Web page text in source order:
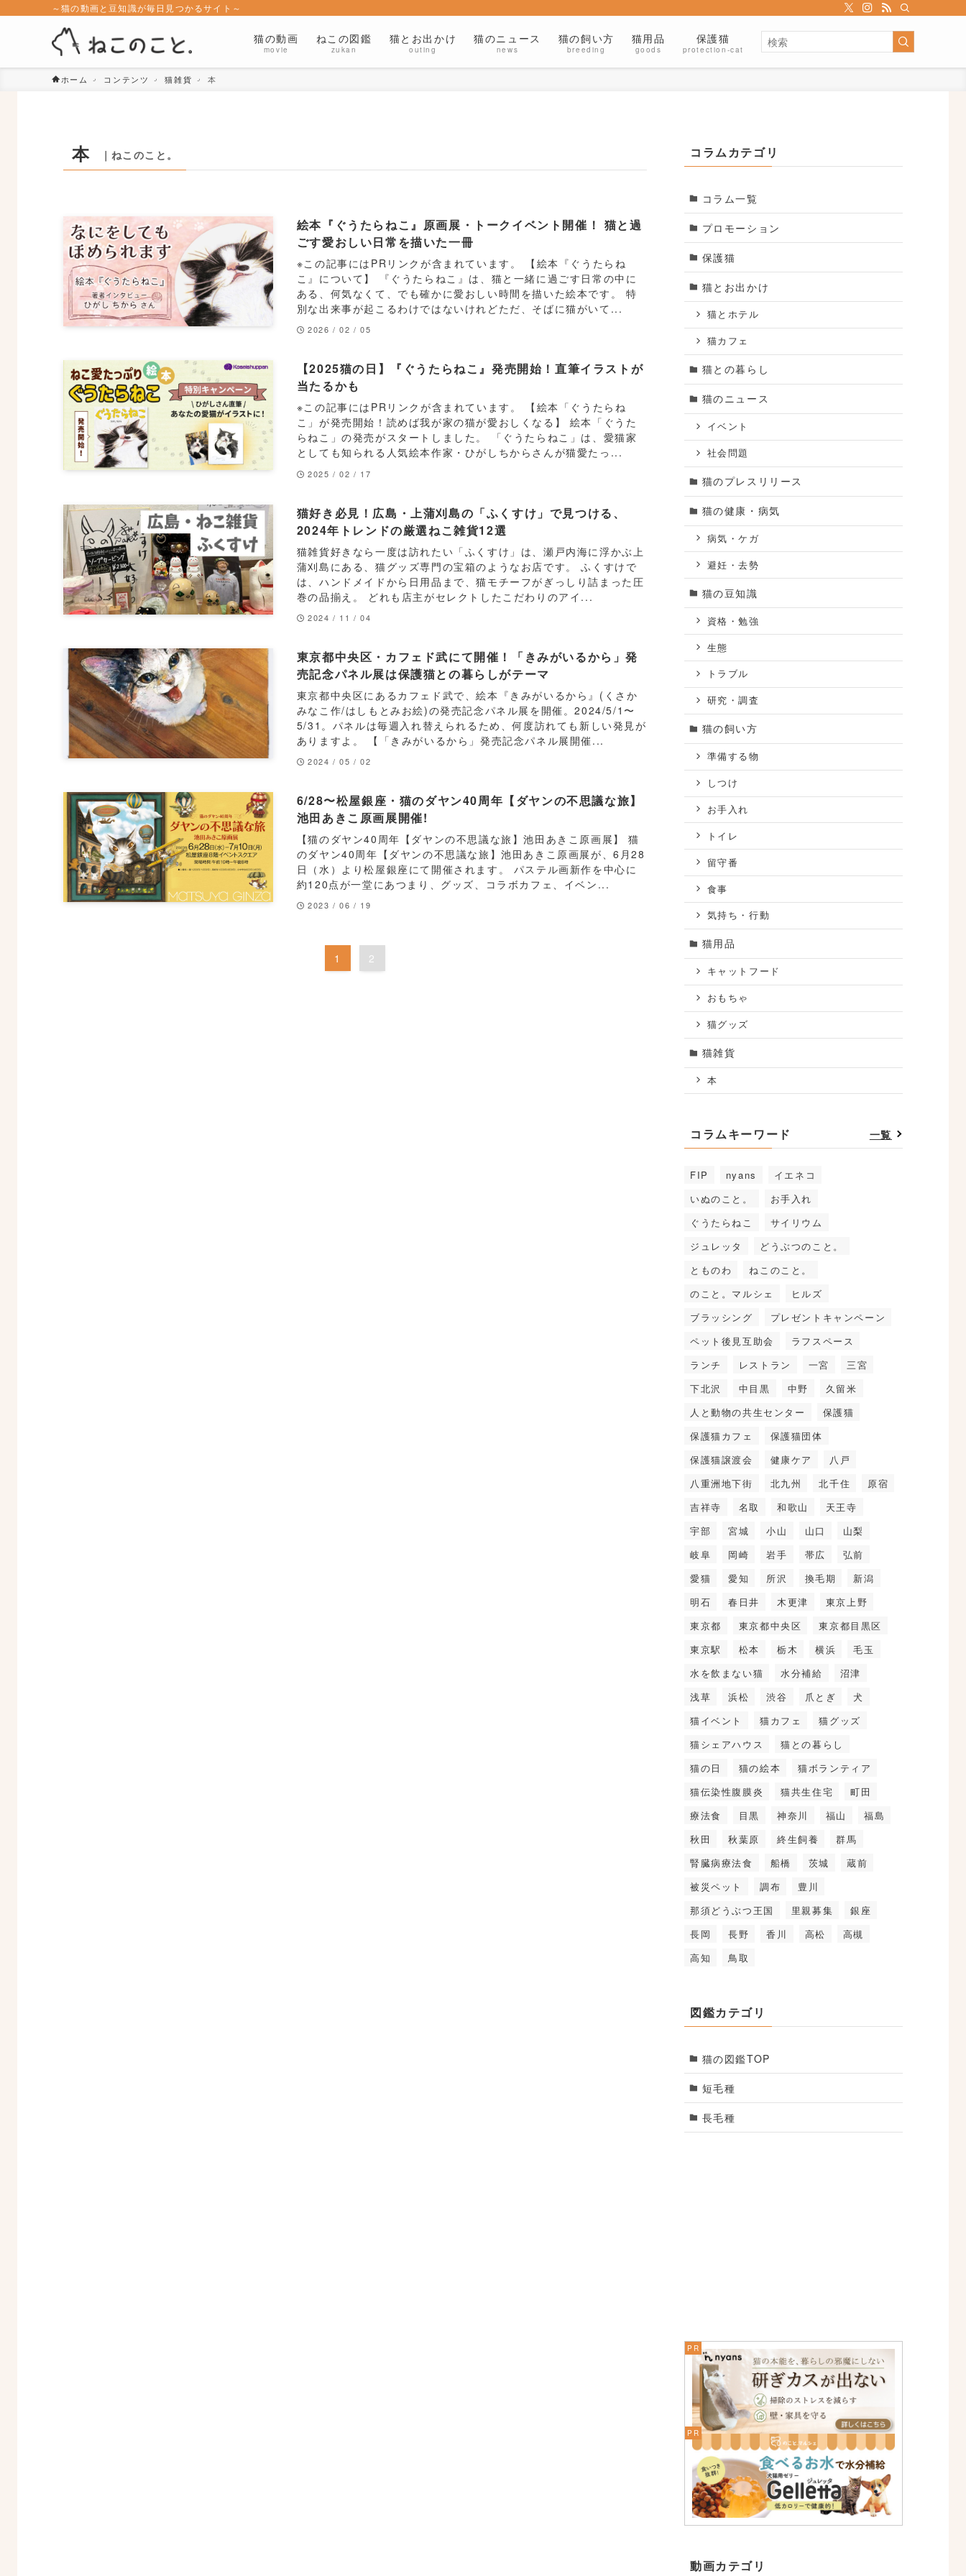
～猫の動画と豆知識が毎日見つかるサイト～
猫の動画
movie
ねこの図鑑
zukan
猫とお出かけ
outing
猫のニュース
news
猫の飼い方
breeding
猫用品
goods
保護猫
protection-cat
ホーム コンテンツ 猫雑貨 本
本 ｜ねこのこと。
絵本『ぐうたらねこ』原画展・トークイベント開催！ 猫と過
ごす愛おしい日常を描いた一冊
※この記事にはPRリンクが含まれています。 【絵本『ぐうたらね
こ』について】 『ぐうたらねこ』は、猫と一緒に過ごす日常の中に
ある、何気なくて、でも確かに愛おしい時間を描いた絵本です。 特
別な出来事が起こるわけではないけれどただ、そばに猫がいて...
2026 / 02 / 05
【2025猫の日】『ぐうたらねこ』発売開始！直筆イラストが
当たるかも
※この記事にはPRリンクが含まれています。 【絵本「ぐうたらね
こ」が発売開始！読めば我が家の猫が愛おしくなる】 絵本「ぐうた
らねこ」の発売がスタートしました。 「ぐうたらねこ」は、愛猫家
としても知られる人気絵本作家・ひがしちからさんが猫愛たっ...
2025 / 02 / 17
猫好き必見！広島・上蒲刈島の「ふくすけ」で見つける、
2024年トレンドの厳選ねこ雑貨12選
猫雑貨好きなら一度は訪れたい「ふくすけ」は、瀬戸内海に浮かぶ上
蒲刈島にある、猫グッズ専門の宝箱のようなお店です。 ふくすけで
は、ハンドメイドから日用品まで、猫モチーフがぎっしり詰まった圧
巻の品揃え。 どれも店主がセレクトしたこだわりのアイ...
2024 / 11 / 04
東京都中央区・カフェド武にて開催！「きみがいるから」発
売記念パネル展は保護猫との暮らしがテーマ
東京都中央区にあるカフェド武で、絵本『きみがいるから』(くさか
みなこ作/はしもとみお絵)の発売記念パネル展を開催。2024/5/1〜
5/31。パネルは毎週入れ替えられるため、何度訪れても新しい発見が
ありますよ。 【「きみがいるから」発売記念パネル展開催...
2024 / 05 / 02
6/28〜松屋銀座・猫のダヤン40周年【ダヤンの不思議な旅】
池田あきこ原画展開催!
【猫のダヤン40周年【ダヤンの不思議な旅】池田あきこ原画展】 猫
のダヤン40周年【ダヤンの不思議な旅】池田あきこ原画展が、6月28
日（水）より松屋銀座にて開催されます。 パステル画新作を中心に
約120点が一堂にあつまり、グッズ、コラボカフェ、イベン...
2023 / 06 / 19
1 2
コラムカテゴリ
コラム一覧
プロモーション
保護猫
猫とお出かけ
猫とホテル
猫カフェ
猫との暮らし
猫のニュース
イベント
社会問題
猫のプレスリリース
猫の健康・病気
病気・ケガ
避妊・去勢
猫の豆知識
資格・勉強
生態
トラブル
研究・調査
猫の飼い方
準備する物
しつけ
お手入れ
トイレ
留守番
食事
気持ち・行動
猫用品
キャットフード
おもちゃ
猫グッズ
猫雑貨
本
コラムキーワード 一覧
FIP nyans
イエネコ
いぬのこと。
お手入れ
ぐうたらねこ
サイリウム
ジュレッタ
どうぶつのこと。
とものわ
ねこのこと。
のこと。マルシェ
ヒルズ
ブラッシング
プレゼントキャンペーン
ペット後見互助会
ラフスペース
ランチ
レストラン 一宮
三宮
下北沢
中目黒 中野
久留米
人と動物の共生センター
保護猫
保護猫カフェ
保護猫団体
保護猫譲渡会
健康ケア
八戸
八重洲地下街
北九州 北千住
原宿
吉祥寺
名取 和歌山
天王寺
宇部
宮城 小山 山口
山梨
岐阜
岡崎 岩手 帯広
弘前
愛猫
愛知 所沢 換毛期
新潟
明石
春日井 木更津
東京上野
東京都
東京都中央区
東京都目黒区
東京駅
松本 栃木 横浜
毛玉
水を飲まない猫
水分補給
沼津
浅草
浜松 渋谷 爪とぎ
犬
猫イベント
猫カフェ
猫グッズ
猫シェアハウス
猫との暮らし
猫の日
猫の絵本
猫ボランティア
猫伝染性腹膜炎
猫共生住宅
町田
療法食
目黒 神奈川 福山
福島
秋田
秋葉原 終生飼養
群馬
腎臓病療法食
船橋 茨城
蔵前
被災ペット
調布
豊川
那須どうぶつ王国
里親募集
銀座
長岡
長野 香川 高松
高槻
高知
鳥取
図鑑カテゴリ
猫の図鑑TOP
短毛種
長毛種
動画カテゴリ